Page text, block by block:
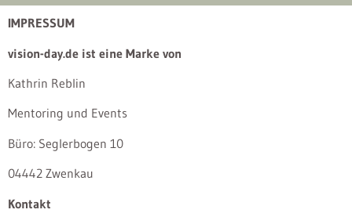
IMPRESSUM
vision-day.de ist eine Marke von
Kathrin Reblin
Mentoring und Events
Büro: Seglerbogen 10
04442 Zwenkau
Kontakt